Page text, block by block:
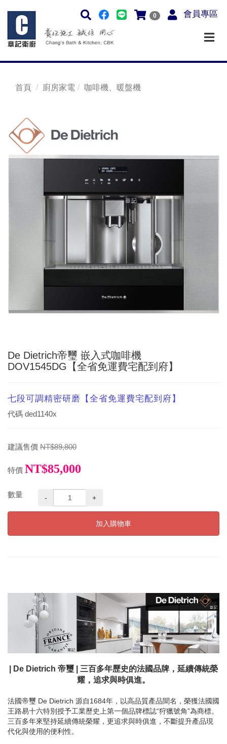
0 會員專區
首頁 廚房家電 咖啡機、暖盤機
De Dietrich帝璽 嵌入式咖啡機
DOV1545DG【全省免運費宅配到府】
七段可調精密研磨【全省免運費宅配到府】
代碼 ded1140x
建議售價 NT$89,800
特價 NT$85,000
數量 - +
加入購物車
| De Dietrich 帝璽 | 三百多年歷史的法國品牌，延續傳統榮
耀，追求與時俱進。
法國帝璽 De Dietrich 源自1684年，以高品質產品聞名，榮獲法國國
王路易十六特別授予工業歷史上第一個品牌標誌“狩獵號角”為商標。
三百多年來堅持延續傳統榮耀，更追求與時俱進，不斷提升產品現
代化與使用的便利性。